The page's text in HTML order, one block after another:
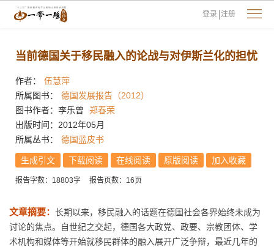
登录 注册
当前德国关于移民融入的论战与对伊斯兰化的担忧
作者：
伍慧萍
所属图书：
德国发展报告（2012）
图书作者：李乐曾
郑春荣
出版时间：2012年05月
所属丛书：
德国蓝皮书
生成引文 下载阅读 在线阅读 原版阅读 加入收藏
报告字数：18803字 报告页数：16页
文章摘要： 长期以来，移民融入的话题在德国社会各界始终未成为
讨论的焦点。自世纪之交起，德国各大政党、政要、宗教团体、学
术机构和媒体等开始就移民群体的融入展开广泛争辩，最近几年的